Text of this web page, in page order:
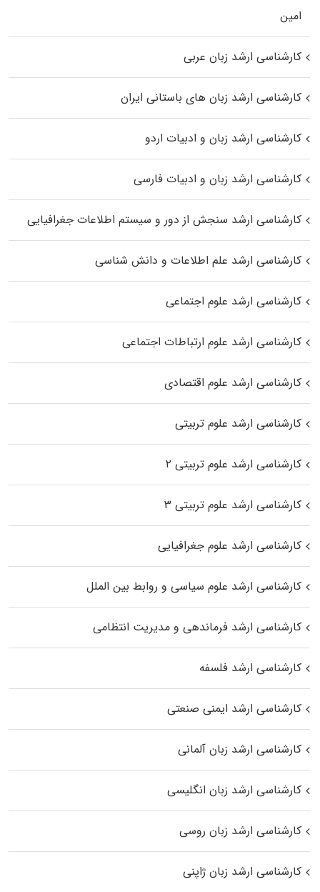
اﻣﻴﻦ
کارشناسی ارشد زبان عربی
کارشناسی ارشد زبان‌ های باستانی ایران
کارشناسی ارشد زبان و ادبیات اردو
کارشناسی ارشد زبان و ادبیات فارسی
کارشناسی ارشد سنجش از دور و سیستم اطلاعات جغرافیایی
کارشناسی ارشد علم اطلاعات و دانش شناسی
کارشناسی ارشد علوم اجتماعی
کارشناسی ارشد علوم ارتباطات اجتماعی
کارشناسی ارشد علوم اقتصادی
کارشناسی ارشد علوم تربیتی
کارشناسی ارشد علوم تربیتی ۲
کارشناسی ارشد علوم تربیتی ۳
کارشناسی ارشد علوم جغرافیایی
کارشناسی ارشد علوم سیاسی و روابط بین الملل
کارشناسی ارشد فرماندهی و مدیریت انتظامی
کارشناسی ارشد فلسفه
کارشناسی ارشد ایمنی صنعتی
کارشناسی ارشد زبان آلمانی
کارشناسی ارشد زبان انگلیسی
کارشناسی ارشد زبان روسی
کارشناسی ارشد زبان ژاپنی